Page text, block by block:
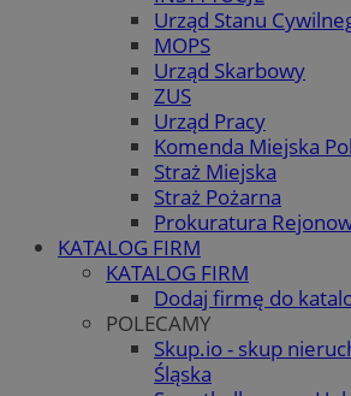
Urząd Stanu
MOPS
Urząd Skarbowy
ZUS
Urząd Pracy
Komenda Miejska
Straż Miejska
Straż Pożarna
Prokuratura
KATALOG FIRM
KATALOG FIRM
Dodaj firmę do
POLECAMY
Skup.io - skup
Śląska